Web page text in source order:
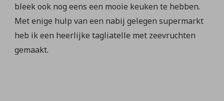
bleek ook nog eens een mooie keuken te hebben.
Met enige hulp van een nabij gelegen supermarkt
heb ik een heerlijke tagliatelle met zeevruchten
gemaakt.